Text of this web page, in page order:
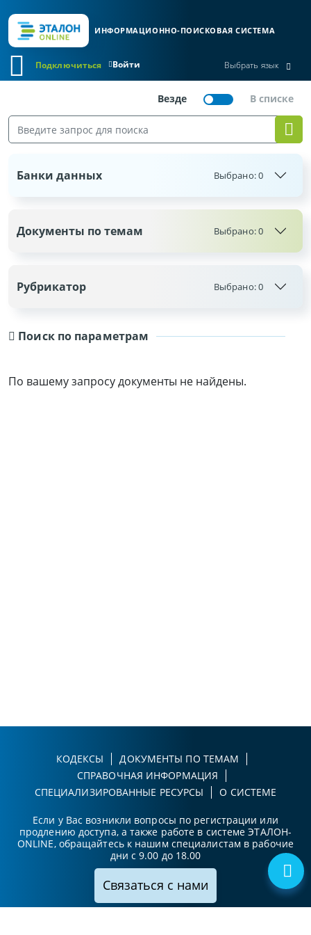
ИНФОРМАЦИОННО-ПОИСКОВАЯ СИСТЕМА
Войти
Подключиться Выбрать язык
Поиск по параметрам
По вашему запросу документы не найдены.
Банки данных Выбрано:0
Документы по темам Выбрано:0
Рубрикатор Выбрано:0
КОДЕКСЫ
ДОКУМЕНТЫ ПО ТЕМАМ
СПРАВОЧНАЯ ИНФОРМАЦИЯ
СПЕЦИАЛИЗИРОВАННЫЕ РЕСУРСЫ
О СИСТЕМЕ
Если у Вас возникли вопросы по регистрации или
продлению доступа, а также работе в системе ЭТАЛОН-
ONLINE, обращайтесь к нашим специалистам в рабочие
дни с 9.00 до 18.00
Связаться с нами